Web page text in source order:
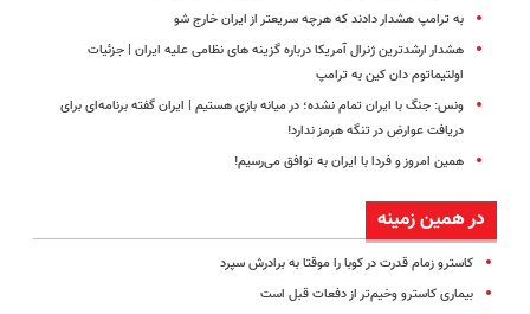
به ترامپ هشدار دادند که هرچه سریعتر از ایران خارج شو
هشدار ارشدترین ژنرال آمریکا درباره گزینه های نظامی علیه ایران | جزئیات
اولتیماتوم دان کین به ترامپ
ونس: جنگ با ایران تمام نشده؛ در میانه بازی هستیم | ایران گفته برنامه‌ای برای
دریافت عوارض در تنگه هرمز ندارد!
همین امروز و فردا با ایران به توافق می‌رسیم!
در همین زمینه
کاسترو زمام قدرت در کوبا را موقتا به برادرش سپرد
بیماری کاسترو وخیم‌تر از دفعات قبل است